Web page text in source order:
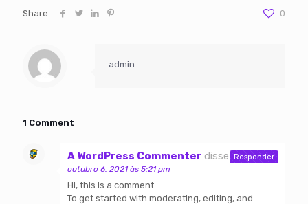
Share 0
admin
1 Comment
A WordPress Commenter disse:
outubro 6, 2021 às 5:21 pm
Hi, this is a comment.
To get started with moderating, editing, and
Responder